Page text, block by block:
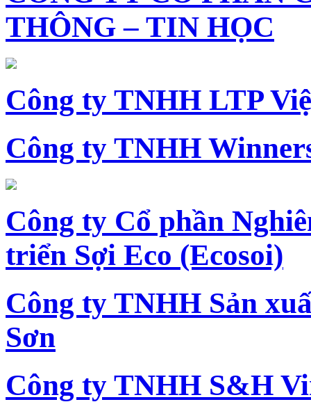
THÔNG – TIN HỌC
Công ty TNHH LTP
Công ty TNHH
Công ty Cổ phần
triển Sợi Eco (Ecosoi)
Công ty TNHH Sản
Sơn
Công ty TNHH S&H